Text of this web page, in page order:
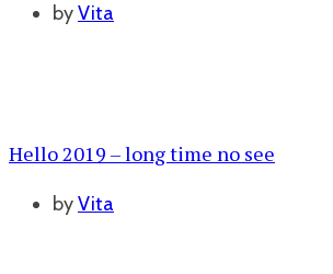
byVita
Hello 2019 – long time no see
byVita